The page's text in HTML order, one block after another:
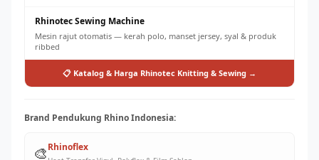
Rhinotec Sewing Machine
Mesin rajut otomatis — kerah polo, manset jersey, syal & produk
ribbed
📋 Katalog & Harga Rhinotec Knitting & Sewing →
Brand Pendukung Rhino Indonesia:
🎨Rhinoflex